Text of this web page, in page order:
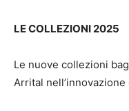
LE COLLEZIONI 2025
Le nuove collezioni
Arrital